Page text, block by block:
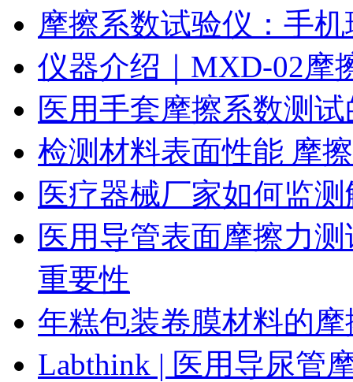
摩擦系数试验仪：手
仪器介绍｜MXD-02摩
医用手套摩擦系数测
检测材料表面性能 摩
医疗器械厂家如何监
医用导管表面摩擦力
重要性
年糕包装卷膜材料的
Labthink | 医用导尿管